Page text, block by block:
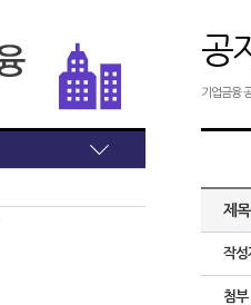
공
기업금융
제목
작성
첨부